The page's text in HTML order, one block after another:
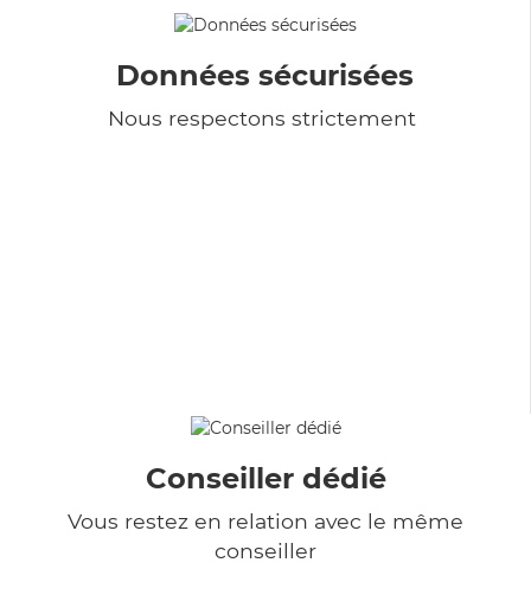
Données sécurisées
Nous respectons strictement
Conseiller dédié
Vous restez en relation avec le même
conseiller